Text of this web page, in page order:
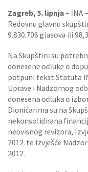
Zagreb, 5. lipnja – INA
Redovnu glavnu
9.830.706 glasova ili
Na Skupštini su
donesene odluke o
potpuni tekst Statuta
Uprave i Nadzornog
donesena odluka o
Dioničarima su na
nekonsolidirana
neovisnog revizora,
2012. te Izvješće
2012.